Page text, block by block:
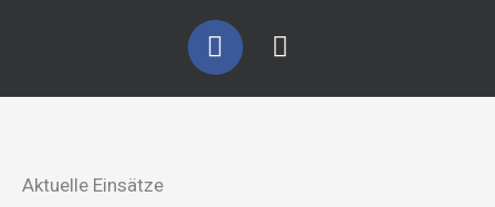
F
a
I
n
Aktuelle Einsätze